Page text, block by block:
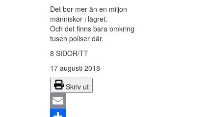
Det bor mer än en miljon
människor i lägret.
Och det finns bara omkring
tusen poliser där.
8 SIDOR/TT
17 augusti 2018
Skriv ut